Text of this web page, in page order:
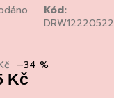
Kód:
DRW12220522
–34 %
Kč
'ALZIPRATU